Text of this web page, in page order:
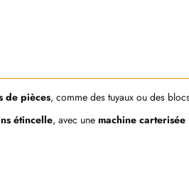
de pièces, comme des tuyaux ou des
étincelle, avec une machine carterisée